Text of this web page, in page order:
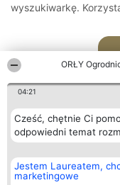
ORŁY
04:21
Cześć, chętnie Ci
odpowiedni temat
Jestem Laureatem,
marketingowe
wyszukiwarkę.
Organizator plebiscytu
Bright Side Solutions sp. z o.
o. sp. k.